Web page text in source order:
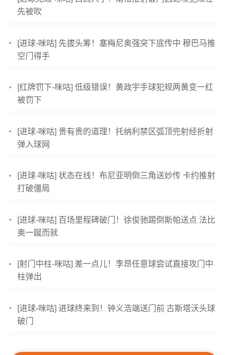
先被吹
[进球-咪咕] 先拔头筹！塞梅尼奥强突下底传中 穆巴马推
空门得手
[红牌罚下-咪咕] 低级错误！黄政宇手球犯规两黄变一红
被罚下
[进球-咪咕] 贵有贵的道理！托纳利禁区弧顶兜射经折射
弹入球网
[进球-咪咕] 状态在线！布尼亚明倒三角送妙传 卡约推射
打破僵局
[进球-咪咕] 百场里程碑破门！徐俊驰踢倒斯帕送点 法比
奥一蹴而就
[射门中柱-咪咕] 差一点儿！李昂任意球尝试直接攻门中
柱弹出
[进球-咪咕] 进球终来到！钟义浩端送门前 古斯塔沃头球
破门